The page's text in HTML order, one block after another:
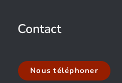
Contact
Nous téléphoner